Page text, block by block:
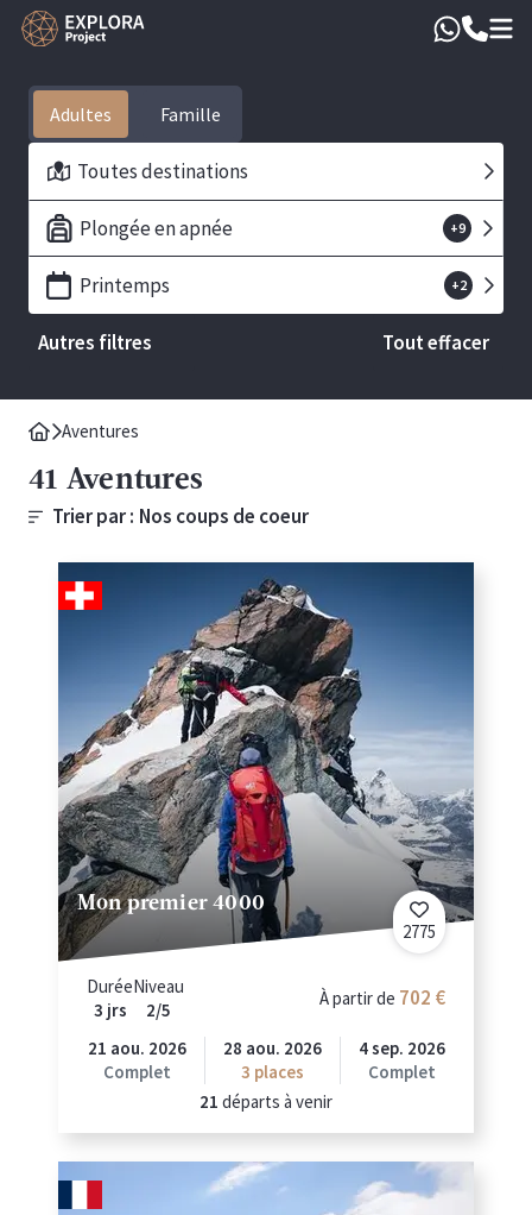
Adultes
Toutes destinations
Plongée en apnée +9
Printemps +2
Autres filtres Tout effacer
Aventures
41 Aventures
Trier par :
Mon premier 4000
2775
Durée
3 jrs
Niveau
2/5
À partir de 702
21 aou. 2026
Complet
28 aou. 2026
3 places
4 sep. 2026
Complet
21 départs à venir